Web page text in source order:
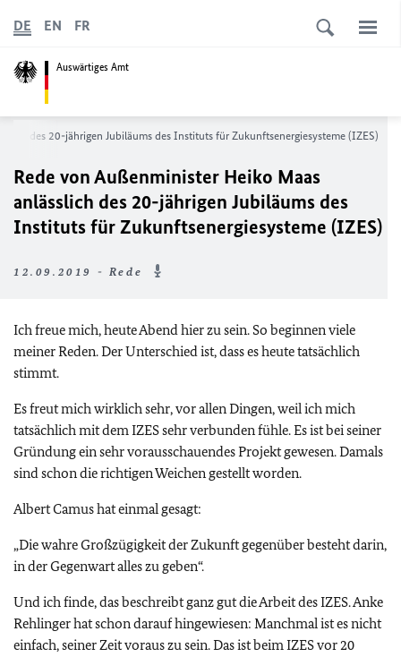
Auswärtiges Amt
DE EN FR
des 20-jährigen Jubiläums des Instituts für Zukunftsenergiesysteme (IZES)
Rede von Außenminister Heiko Maas
anlässlich des 20-jährigen Jubiläums des
Instituts für Zukunftsenergiesysteme (IZES)
12.09.2019 - Rede
Ich freue mich, heute Abend hier zu sein. So beginnen viele
meiner Reden. Der Unterschied ist, dass es heute tatsächlich
stimmt.
Es freut mich wirklich sehr, vor allen Dingen, weil ich mich
tatsächlich mit dem IZES sehr verbunden fühle. Es ist bei seiner
Gründung ein sehr vorausschauendes Projekt gewesen. Damals
sind schon die richtigen Weichen gestellt worden.
Albert Camus hat einmal gesagt:
„Die wahre Großzügigkeit der Zukunft gegenüber besteht darin,
in der Gegenwart alles zu geben“.
Und ich finde, das beschreibt ganz gut die Arbeit des IZES. Anke
Rehlinger hat schon darauf hingewiesen: Manchmal ist es nicht
einfach, seiner Zeit voraus zu sein. Das ist beim IZES vor 20